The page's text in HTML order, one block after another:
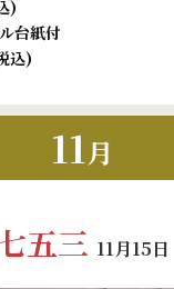
)
台紙付
込)
11月
五三 11月15日